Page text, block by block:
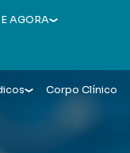
AGORA
Corpo Clínico